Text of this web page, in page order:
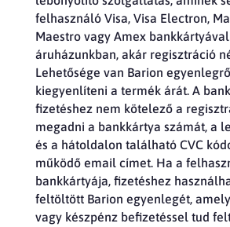
felhasználó Visa, Visa Electron,
Maestro vagy Amex
áruházunkban, akár regisztráció
Lehetősége van Barion
kiegyenlíteni a termék árát. A
fizetéshez nem kötelező a
megadni a bankkártya számát, a
és a hátoldalon található CVC
működő email címet. Ha a
bankkártyája, fizetéshez
feltöltött Barion egyenlegét,
vagy készpénz befizetéssel tud